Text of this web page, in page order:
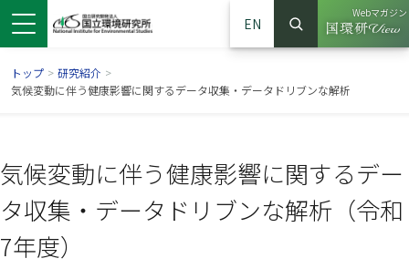
EN
サイト内検索
検索
Webマガジン
（別ウイ
トップ > 研究紹介 >
気候変動に伴う健康影響に関するデータ収集・データドリブンな解析
気候変動に伴う健康影響に関するデー
タ収集・データドリブンな解析（令和
7年度）